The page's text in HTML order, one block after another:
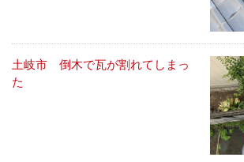
土岐市 倒木で瓦が割れてしまっ
た